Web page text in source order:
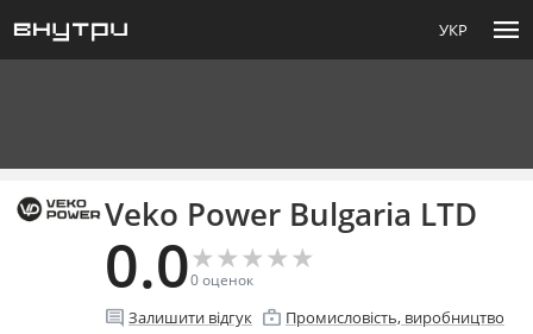
УКР menu
Veko Power Bulgaria LTD
0.0★
★★
★★
★★
★★
★
0оценок
comment Залишити відгук enterprise Промисловість, виробництво